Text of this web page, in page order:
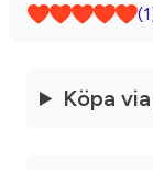
Köpa